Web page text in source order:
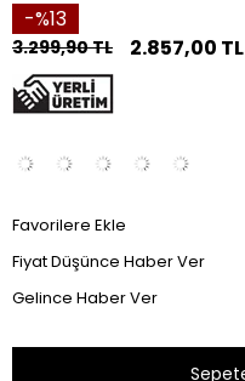
13
3.299,90 TL 2.857,00 TL
Favorilere Ekle
Fiyat Düşünce Haber Ver
Gelince Haber Ver